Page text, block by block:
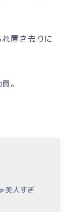
置き去りに
。
美人すぎ